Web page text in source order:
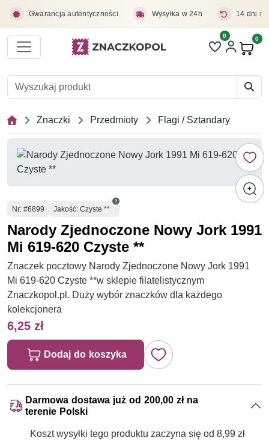
Gwarancja autentyczności Wysyłka w 24h 14 dni
Liczba pozycji
0 0
Znaczki Przedmioty Flagi / Sztandary
Numer
Nr: #6899 Jakość: Czyste **
Narody Zjednoczone Nowy Jork 1991
Mi 619-620 Czyste **
Znaczek pocztowy Narody Zjednoczone Nowy Jork 1991
Mi 619-620 Czyste **w sklepie filatelistycznym
Znaczkopol.pl. Duży wybór znaczków dla każdego
kolekcjonera
6,25 zł
Dodaj do koszyka
Darmowa dostawa już od 200,00 zł na
terenie Polski
Koszt wysyłki tego produktu zaczyna się od 8,99 zł